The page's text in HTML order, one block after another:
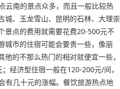
云南的景点众多，而且一般比较热
城、玉龙雪山、昆明的石林、大理崇
景点的费用就需要花费20-500元不
城市的住宿可能会要贵一些，像丽
的不那么热门的相对就便宜一些，
经济型住宿一般在120-200元/间，
有几十元的涨幅。餐饮旅游热点地